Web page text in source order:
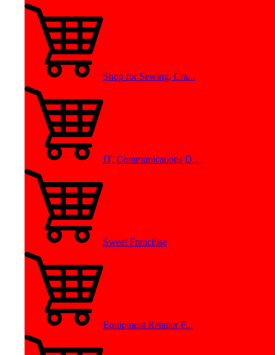
Shop for Sewing, Cra...
IT, Communications D...
Sweet Franchise
Equipment Retailer F...